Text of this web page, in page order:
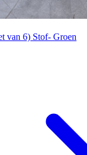
van 6) Stof- Groen